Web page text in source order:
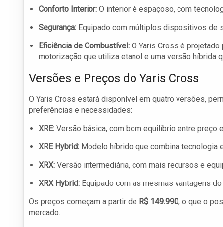
Conforto Interior: O interior é espaçoso, com
Segurança: Equipado com múltiplos dispositivos de
Eficiência de Combustível: O Yaris Cross é
motorização que utiliza etanol e uma versão híbrida
Versões e Preços do Yaris Cross
O Yaris Cross estará disponível em quatro versões,
preferências e necessidades:
XRE: Versão básica, com bom equilíbrio entre preço
XRE Hybrid: Modelo híbrido que combina tecnologia
XRX: Versão intermediária, com mais recursos e
XRX Hybrid: Equipado com as mesmas vantagens
Os preços começam a partir de R$ 149.990, o que o
mercado.